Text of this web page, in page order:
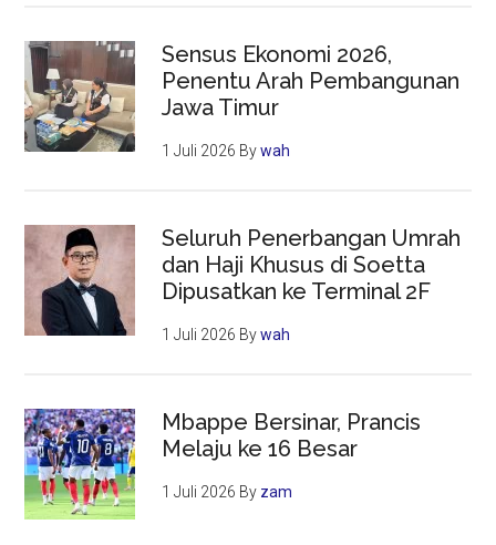
Sensus Ekonomi 2026,
Penentu Arah Pembangunan
Jawa Timur
1 Juli 2026 Bywah
Seluruh Penerbangan Umrah
dan Haji Khusus di Soetta
Dipusatkan ke Terminal 2F
1 Juli 2026 Bywah
Mbappe Bersinar, Prancis
Melaju ke 16 Besar
1 Juli 2026 By zam